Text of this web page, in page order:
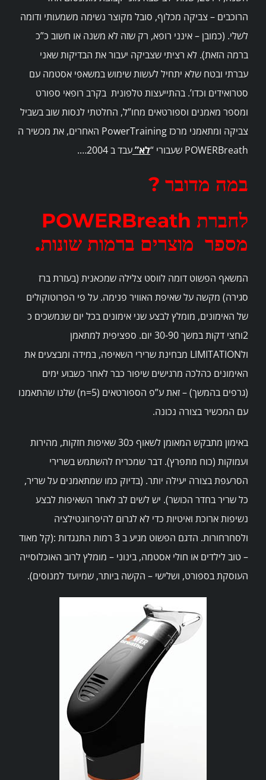
הרוכבים – צביקה מכלוף, סובל מקוצר נשימה משמעותי ודומה
לשלי. (כמובן – אינני רופא, רק שזה לא משנה או חשוב כ”כ
ברמה הזאת). לא רציתי שצביקה יעבור את הבדיקות שאני
עברתי ובטח שלא יתחיל לעשות שימוש במשאפי אסטמה עם
סטרואידים וכדו’. בהתייעצות טלפונית בקרב רופאי ספורט
ומספר מאמנים וספורטאים מחו”ל, החלטתי לנסות שוב בשביל
צביקה ומתאמני מרכז PowerTraining האחרים, את מכשיר ה
POWERBreath שעבורי “
לא”עבד ב 2004….
במה מדובר ?
לחברת POWERBreath
מספר מוצרים ברמות שונות.
המשאף הפשוט דומה לווסט צלילה שמכאנית (בעזרת ברז
סגירה) מקשה על שאיפת האוויר פנימה. על פי הפרוטוקולים
של האימונים, מומלץ לבצע שני אימונים בכל יום שנמשכים כ
2וחצי דקות במשך 30-90 יום. ספציפית למתאמן
ולLIMITATION מבחינת שרירי השאיפה, במידה ומבצעים את
האימונים כהלכה מרגישים שיפור כבר לאחר כשבוע ימים
(גרפים בהמשך) – זאת ע”פ הספורטאים (n=5) שלנו שהתאמנו
עם המכשיר בצורה נכונה.
באימון מתבקש המאומן לשאוף כ30 שאיפות חזקות, מהירות
ועמוקות (כוח מתפרץ). דבר שמכריח להשתמש בשרירי
הסרעפת בצורה יעילה יותר. (בדיוק כמו שמתאמנים על שריר,
כל שריר בחדר הכושר). יש לשים לב לאחר השאיפות לבצע
נשיפות ארוכת ואיטיות כדי לא לגרום להיפרוונטילציה
ולסחרחורות. הדגם הפשוט מגיע ב 3 רמות התנגדות :(קל מאוד
– טוב לילדים או חולי אסטמה, בינוני – מומלץ לרוב האוכלוסייה
העוסקת בספורט, ושלישי – הקשה ביותר, שמיועד למנוסים).